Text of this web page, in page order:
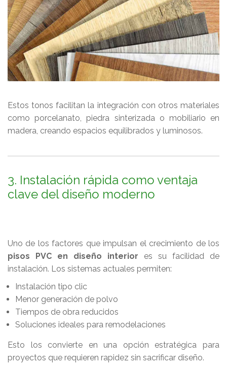
Estos tonos facilitan la integración con otros materiales
como porcelanato, piedra sinterizada o mobiliario en
madera, creando espacios equilibrados y luminosos.
3. Instalación rápida como ventaja
clave del diseño moderno
Uno de los factores que impulsan el crecimiento de los
pisos PVC en diseño interior es su facilidad de
instalación. Los sistemas actuales permiten:
Instalación tipo clic
Menor generación de polvo
Tiempos de obra reducidos
Soluciones ideales para remodelaciones
Esto los convierte en una opción estratégica para
proyectos que requieren rapidez sin sacrificar diseño.